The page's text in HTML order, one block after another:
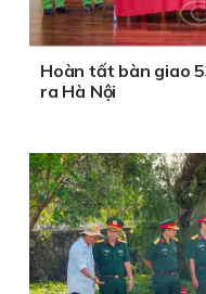
Hoàn tất bàn giao
ra Hà Nội